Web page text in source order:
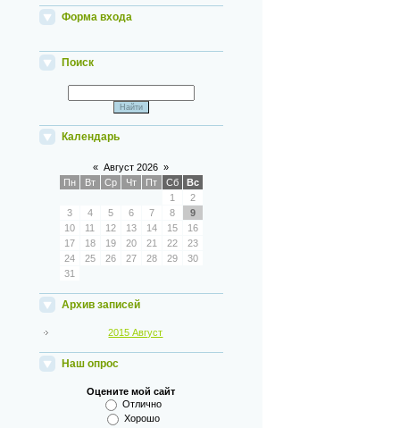
Форма входа
Поиск
Календарь
« Август 2026 »
Пн
Вт Ср Чт Пт Сб
Вс
1
2
3
4 5 6 7 8
9
10
11 12 13 14 15
16
17
18 19 20 21 22
23
24
25 26 27 28 29
30
31
Архив записей
2015 Август
Наш опрос
Оцените мой сайт
Отлично
Хорошо